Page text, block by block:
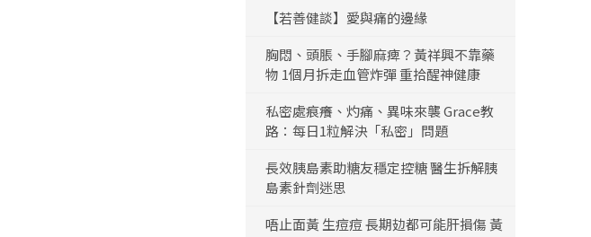
【若善健談】愛與痛的邊緣
胸悶、頭脹、手腳麻痺？黃祥興不靠藥
物 1個月拆走血管炸彈 重拾醒神健康
私密處痕癢、灼痛、異味來襲 Grace教
路：每日1粒解決「私密」問題
長效胰島素助糖友穩定控糖 醫生拆解胰
島素針劑迷思
唔止面黃 生痘痘 長期攰都可能肝損傷 黃